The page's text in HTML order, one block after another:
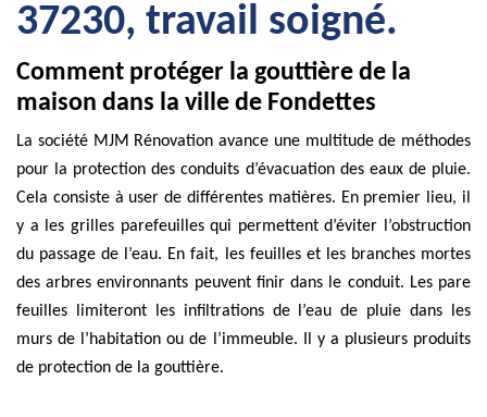
37230, travail soigné.
Comment protéger la gouttière de la
maison dans la ville de Fondettes
La société MJM Rénovation avance une multitude de méthodes
pour la protection des conduits d’évacuation des eaux de pluie.
Cela consiste à user de différentes matières. En premier lieu, il
y a les grilles parefeuilles qui permettent d’éviter l’obstruction
du passage de l’eau. En fait, les feuilles et les branches mortes
des arbres environnants peuvent finir dans le conduit. Les pare
feuilles limiteront les infiltrations de l’eau de pluie dans les
murs de l’habitation ou de l’immeuble. Il y a plusieurs produits
de protection de la gouttière.